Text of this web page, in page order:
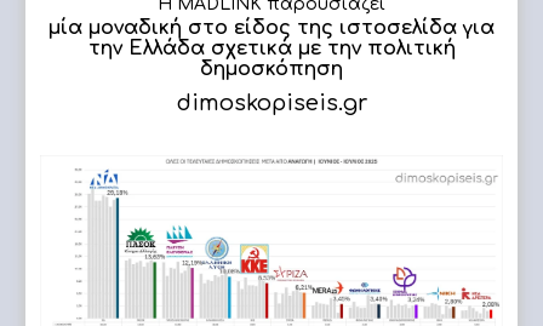
ιστοσελίδες για
τους λάτρεις
όχι! Υπάρχουν
πάρα πολλές και εμείς ξεχωρίσαμε μία που
συγκεντρώνει τις περισσότερες ιστορίες τρόμου –
φαντασμάτων – κακών πνευμάτων – μύθων και
δεισιδαιμονιών, τη λεγόμενη
http://www.creepypasta.com!! Επίσης, να δώσουμε
Η MADLINK παρουσιάζει
μία μοναδική στο είδος της ιστοσελίδα για
την Ελλάδα σχετικά με την πολιτική
δημοσκόπηση
dimoskopiseis.gr